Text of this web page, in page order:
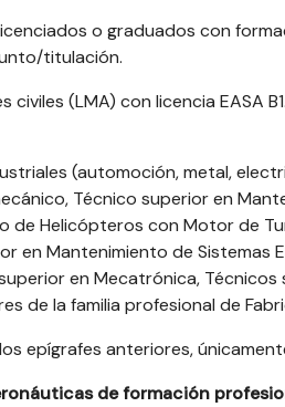
o graduados con
titulación.
(LMA) con licencia EASA
(automoción, metal,
Técnico superior en
de Helicópteros con Motor de
en Mantenimiento de Sistemas
en Mecatrónica, Técnicos
de la familia profesional de
epígrafes anteriores,
de formación